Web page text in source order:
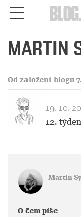
MARTIN
Od založení blogu
19. 10.
12.
Martin
O čem píše